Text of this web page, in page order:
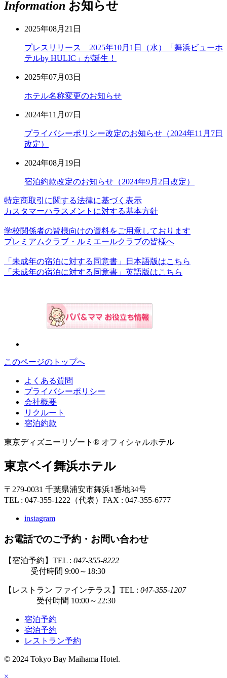
Information お知らせ
2025年08月21日
プレスリリース 2025年10月1日（水）「舞浜ビューホ
テルby HULIC」が誕生！
2025年07月03日
ホテル名称変更のお知らせ
2024年11月07日
プライバシーポリシー改定のお知らせ（2024年11月7日
改定）
2024年08月19日
宿泊約款改定のお知らせ（2024年9月2日改定）
特定商取引に関する法律に基づく表示
カスタマーハラスメントに対する基本方針
学校関係者の皆様向けの資料をご用意しております
プレミアムクラブ・ルミエールクラブの皆様へ
「未成年の宿泊に対する同意書」日本語版はこちら
「未成年の宿泊に対する同意書」英語版はこちら
このページのトップへ
よくある質問
プライバシーポリシー
会社概要
リクルート
宿泊約款
東京ディズニーリゾート® オフィシャルホテル
東京ベイ舞浜ホテル
〒279-0031 千葉県浦安市舞浜1番地34号
TEL : 047-355-1222（代表） FAX : 047-355-6777
instagram
お電話でのご予約・お問い合わせ
【宿泊予約】TEL : 047-355-8222
受付時間 9:00～18:30
【レストラン ファインテラス】TEL : 047-355-1207
受付時間 10:00～22:30
宿泊予約
宿泊予約
レストラン予約
© 2024 Tokyo Bay Maihama Hotel.
×